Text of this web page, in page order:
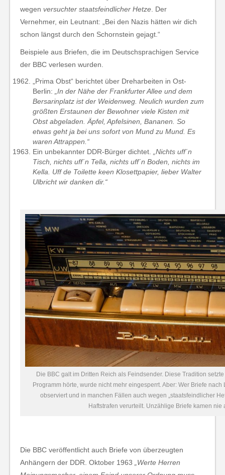
wegen versuchter staatsfeindlicher Hetze . Der
Vernehmer, ein Leutnant: „Bei den Nazis hätten wir dich
schon längst durch den Schornstein gejagt.“
Beispiele aus Briefen, die im Deutschsprachigen Service
der BBC verlesen wurden.
„Prima Obst“ berichtet über Dreharbeiten in Ost-
Berlin:
„In der Nähe der Frankfurter Allee und dem
Bersarinplatz ist der Weidenweg. Neulich wurden zum
größten Erstaunen der Bewohner viele Kisten mit
Obst abgeladen. Äpfel, Apfelsinen, Bananen. So
etwas geht ja bei uns sofort von Mund zu Mund. Es
waren Attrappen.“
Ein unbekannter DDR-Bürger dichtet.
„Nichts uff´n
Tisch, nichts uff´n Tella, nichts uff´n Boden, nichts im
Kella. Uff de Toilette keen Klosettpapier, lieber Walter
Ulbricht wir danken dir.“
Die BBC galt im Dritten Reich als Feindsender. Diese Tradition
Programm hörte, wurde nicht mehr eingesperrt. Aber: Wer Briefe
observiert und in manchen Fällen auch wegen „staatsfeindlicher
Haftstrafen verurteilt. Unzählige Briefe kamen nie
Die BBC veröffentlicht auch Briefe von überzeugten
Anhängern der DDR. Oktober 1963
„Werte Herren